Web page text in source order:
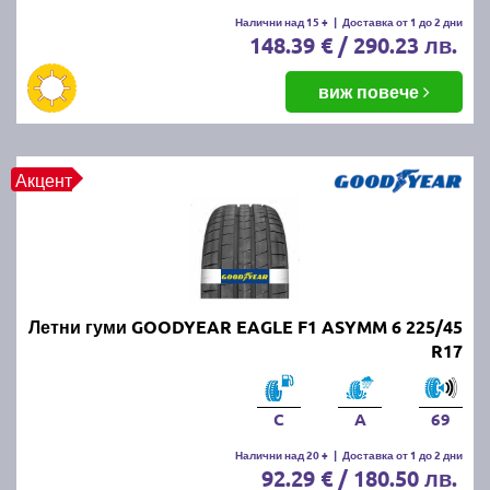
Летните гуми се считат за износени, когато
дълбочината на протектора падне под 1.6 мм.
Въпреки това, за по-добро сцепление и
безопасност се препоръчва смяната им при
дълбочина под 3 мм.
ПРОЧЕТИ ОЩЕ:Има ли закон за зимни гуми в
България?
Можем ли да шофираме със
зимни гуми през лятото?
Въпреки че е законно, не се препоръчва, защото
зимните гуми са направени от по-мека смес, която
се износва по-бързо при високи температури.
Освен това, те имат по-дълъг спирачен път и по-
слабо сцепление на суха и мокра настилка през
Налични над 15 + | Доставка от 1 до 2 дни
148.39 € / 290.23 лв.
виж повече
Акцент
Летни гуми GOODYEAR EAGLE F1 ASYMM 6 225/45
R17
C A 69
Налични над 20 + | Доставка от 1 до 2 дни
92.29 € / 180.50 лв.